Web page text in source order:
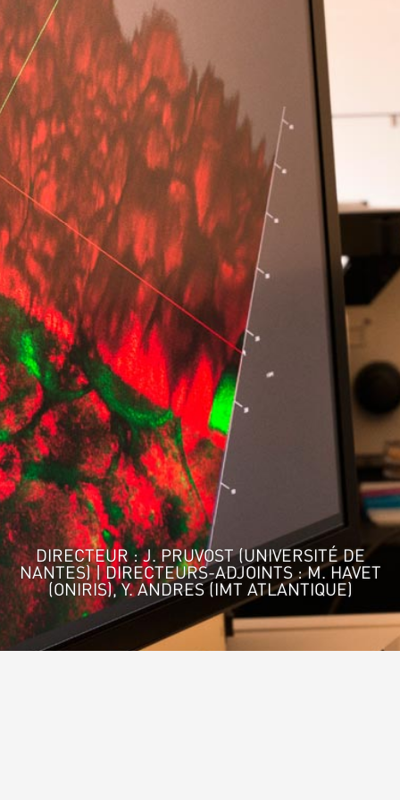
DIRECTEUR : J. PRUVOST (UNIVERSITÉ DE
NANTES) | DIRECTEURS-ADJOINTS : M. HAVET
(ONIRIS), Y. ANDRES (IMT ATLANTIQUE)
Accueil